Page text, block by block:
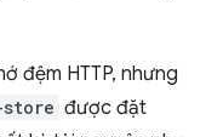
đệm HTTP, nhưng
được đặt